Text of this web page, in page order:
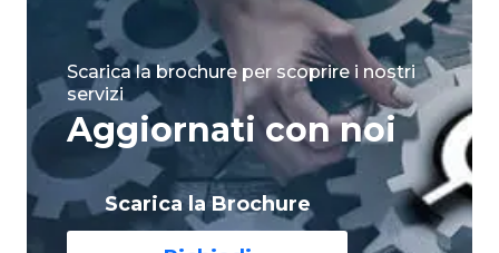
Scarica la brochure per scoprire i nostri
servizi
Aggiornati con noi
Scarica la Brochure